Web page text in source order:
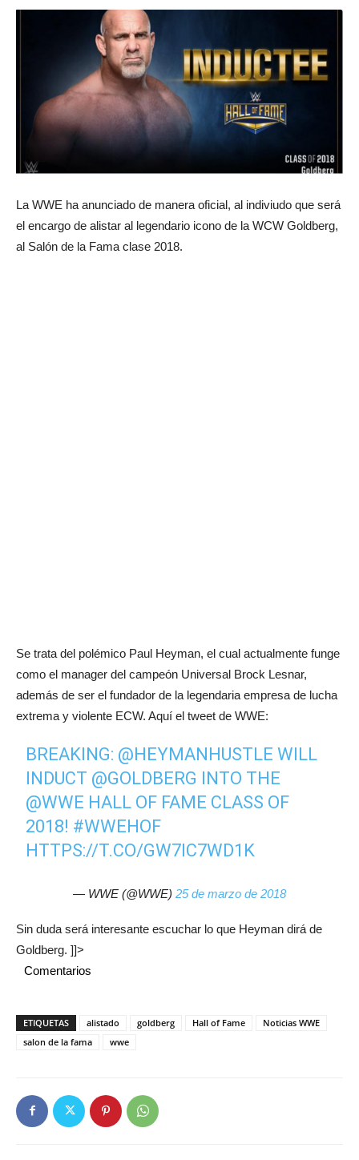
La WWE ha anunciado de manera oficial, al indiviudo que será
el encargo de alistar al legendario icono de la WCW Goldberg,
al Salón de la Fama clase 2018.
Se trata del polémico Paul Heyman, el cual actualmente funge
como el manager del campeón Universal Brock Lesnar,
además de ser el fundador de la legendaria empresa de lucha
extrema y violente ECW. Aquí el tweet de WWE:
BREAKING: @HEYMANHUSTLE WILL
INDUCT @GOLDBERG INTO THE
@WWE HALL OF FAME CLASS OF
2018! #WWEHOF
HTTPS://T.CO/GW7IC7WD1K
— WWE (@WWE) 25 de marzo de 2018
Sin duda será interesante escuchar lo que Heyman dirá de
Goldberg. ]]>
Comentarios
ETIQUETAS alistado goldberg Hall of Fame
Noticias WWE
salon de la fama
wwe